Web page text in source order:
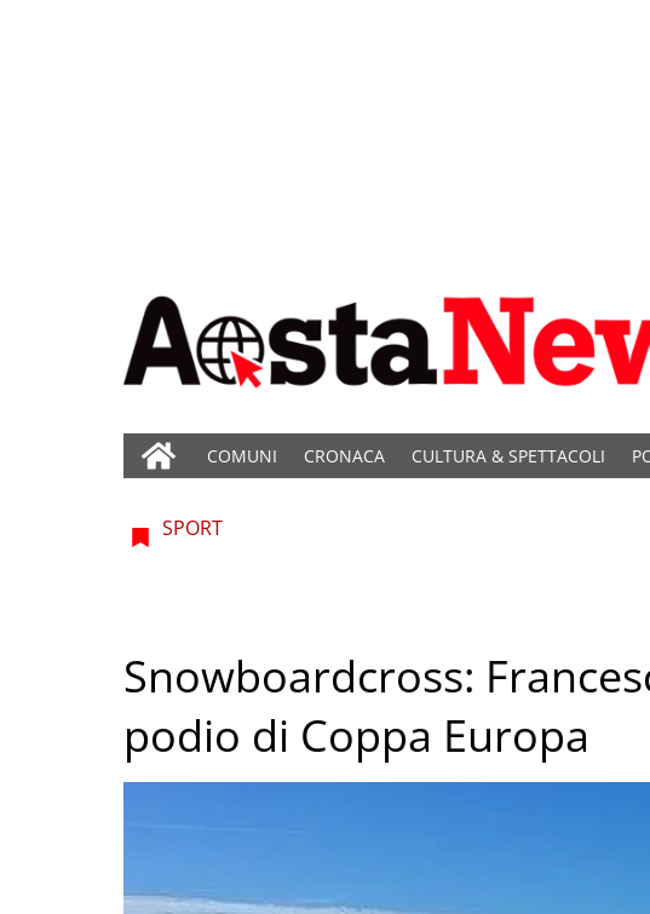
COMUNI CRONACA CULTURA & SPETTACOLI
SPORT
Snowboardcross:
podio di Coppa Europa